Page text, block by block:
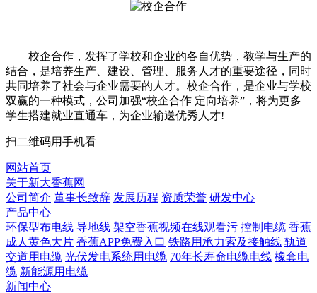
校企合作，发挥了学校和企业的各自优势，教学与生产的
结合，是培养生产、建设、管理、服务人才的重要途径，同时
共同培养了社会与企业需要的人才。校企合作，是企业与学校
双赢的一种模式，公司加强“校企合作 定向培养”，将为更多
学生搭建就业直通车，为企业输送优秀人才!
扫二维码用手机看
网站首页
关于新大香蕉网
公司简介 董事长致辞 发展历程 资质荣誉 研发中心
产品中心
环保型布电线 导地线 架空香蕉视频在线观看污 控制电缆 香蕉
成人黄色大片 香蕉APP免费入口 铁路用承力索及接触线 轨道
交道用电缆 光伏发电系统用电缆 70年长寿命电缆电线 橡套电
缆 新能源用电缆
新闻中心